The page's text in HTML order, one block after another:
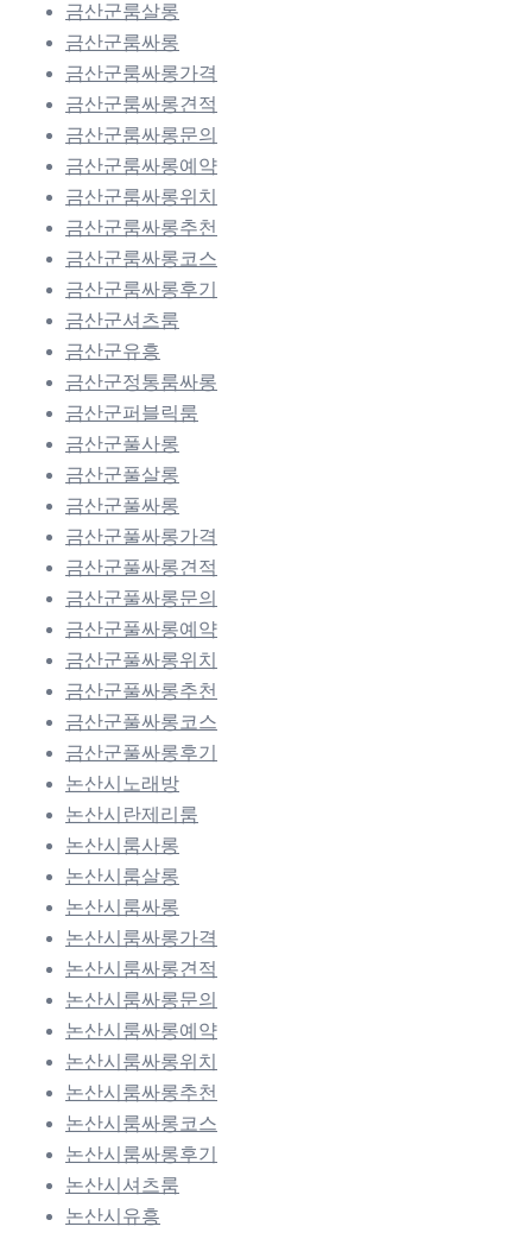
금산군룸살롱
금산군룸싸롱
금산군룸싸롱가격
금산군룸싸롱견적
금산군룸싸롱문의
금산군룸싸롱예약
금산군룸싸롱위치
금산군룸싸롱추천
금산군룸싸롱코스
금산군룸싸롱후기
금산군셔츠룸
금산군유흥
금산군정통룸싸롱
금산군퍼블릭룸
금산군풀사롱
금산군풀살롱
금산군풀싸롱
금산군풀싸롱가격
금산군풀싸롱견적
금산군풀싸롱문의
금산군풀싸롱예약
금산군풀싸롱위치
금산군풀싸롱추천
금산군풀싸롱코스
금산군풀싸롱후기
논산시노래방
논산시란제리룸
논산시룸사롱
논산시룸살롱
논산시룸싸롱
논산시룸싸롱가격
논산시룸싸롱견적
논산시룸싸롱문의
논산시룸싸롱예약
논산시룸싸롱위치
논산시룸싸롱추천
논산시룸싸롱코스
논산시룸싸롱후기
논산시셔츠룸
논산시유흥